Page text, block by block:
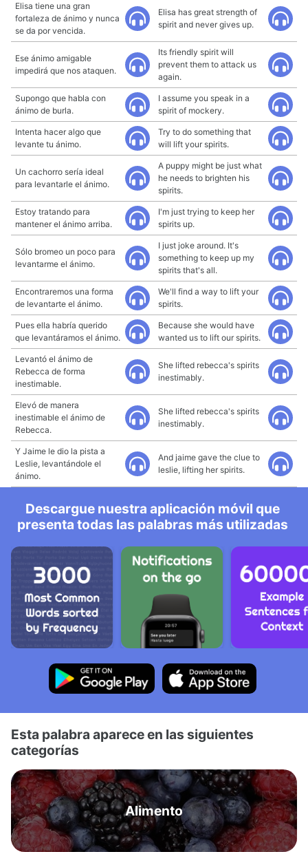
Elisa tiene una gran
fortaleza de ánimo y nunca
se da por vencida.
Elisa has great strength of
spirit and never gives up.
Ese ánimo amigable
impedirá que nos ataquen.
Its friendly spirit will
prevent them to attack us
again.
Supongo que habla con
ánimo de burla.
I assume you speak in a
spirit of mockery.
Intenta hacer algo que
levante tu ánimo.
Try to do something that
will lift your spirits.
Un cachorro sería ideal
para levantarle el ánimo.
A puppy might be just what
he needs to brighten his
spirits.
Estoy tratando para
mantener el ánimo arriba.
I'm just trying to keep her
spirits up.
Sólo bromeo un poco para
levantarme el ánimo.
I just joke around. It's
something to keep up my
spirits that's all.
Encontraremos una forma
de levantarte el ánimo.
We'll find a way to lift your
spirits.
Pues ella habría querido
que levantáramos el ánimo.
Because she would have
wanted us to lift our spirits.
Levantó el ánimo de
Rebecca de forma
inestimable.
She lifted rebecca's spirits
inestimably.
Elevó de manera
inestimable el ánimo de
Rebecca.
She lifted rebecca's spirits
inestimably.
Y Jaime le dio la pista a
Leslie, levantándole el
ánimo.
And jaime gave the clue to
leslie, lifting her spirits.
Descargue nuestra aplicación móvil que
presenta todas las palabras más utilizadas
Esta palabra aparece en las siguientes
categorías
Alimento